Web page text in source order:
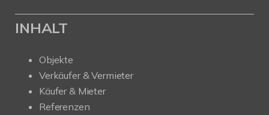
INHALT
Objekte
Verkäufer & Vermieter
Käufer & Mieter
Referenzen